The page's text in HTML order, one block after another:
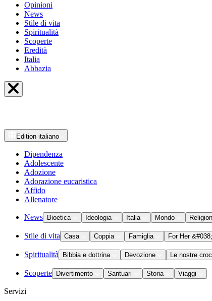
Opinioni
News
Stile di vita
Spiritualità
Scoperte
Eredità
Italia
Abbazia
Edition italiano
Dipendenza
Adolescente
Adozione
Adorazione eucaristica
Affido
Allenatore
News Bioetica Ideologia Italia Mondo
Stile di vita Casa Coppia Famiglia For Her
Spiritualità Bibbia e dottrina Devozione Le nostre
Scoperte Divertimento Santuari Storia Viaggi
Servizi